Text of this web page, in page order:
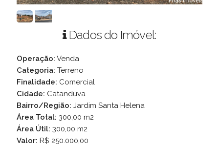
Dados do Imóvel:
Operação: Venda
Categoria: Terreno
Finalidade: Comercial
Cidade: Catanduva
Bairro/Região: Jardim Santa Helena
Área Total: 300,00 m2
Área Útil: 300,00 m2
Valor: R$ 250.000,00